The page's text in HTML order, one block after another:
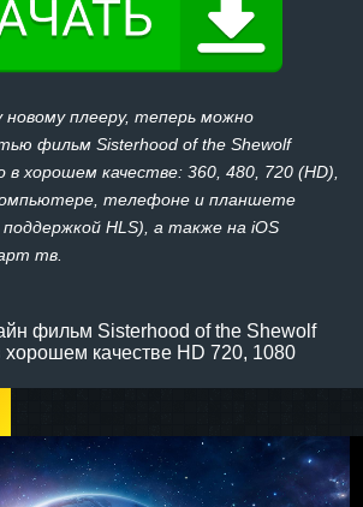
новому плееру, теперь можно
фильм Sisterhood of the Shewolf
в хорошем качестве: 360, 480, 720 (HD),
телефоне и планшете
HLS), а также на iOS
тв.
фильм Sisterhood of the Shewolf
хорошем качестве HD 720, 1080